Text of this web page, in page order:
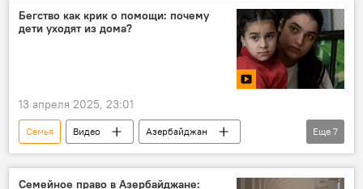
Социальная защита
Лишение родительских прав
Бегство как крик о помощи: почему
дети уходят из дома?
13 апреля 2025, 23:01
Семья Видео
Азербайджан
Общество
Дети
Родители
Союз детей Азербайджана
Кямаля Агазаде
Еще 7
Семейное право в Азербайджане: